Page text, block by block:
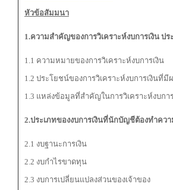
หัวข้อสัมมนา
1.ความสำคัญของการวิเคราะห์งบการเงิน
1.1 ความหมายของการวิเคราะห์งบการเงิน
1.2 ประโยชน์ของการวิเคราะห์งบการเงินที่
1.3 แหล่งข้อมูลที่สำคัญในการวิเคราะห์งบกา
2.ประเภทของงบการเงินที่นักบัญชีต้องทำคว
2.1 งบฐานะการเงิน
2.2 งบกำไรขาดทุน
2.3 งบการเปลี่ยนแปลงส่วนของเจ้าของ